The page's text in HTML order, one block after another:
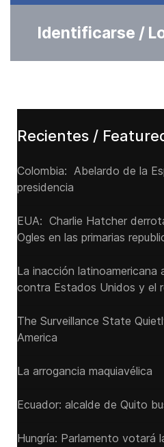
Identificarse /
Recientes /
Colombia: Abelardo de la
presidencia
EUA: Charlie Hatcher
Ogles en las primarias
La inacción latinoamericana
contra Estados Unidos y el
The Surveillance State
America
La arrogancia maquiavélica
Ecuador: alcalde de Quito
Hungría: Parlamento votará